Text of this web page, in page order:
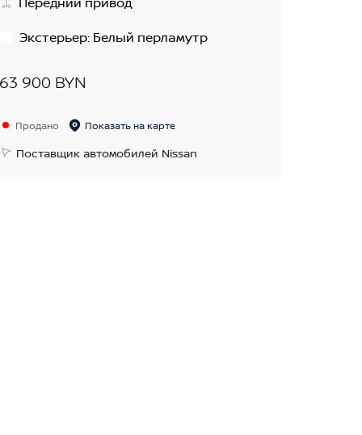
Экстерьер: Белый перламутр
63 900 BYN
Продано Показать на карте
Поставщик автомобилей Nissan